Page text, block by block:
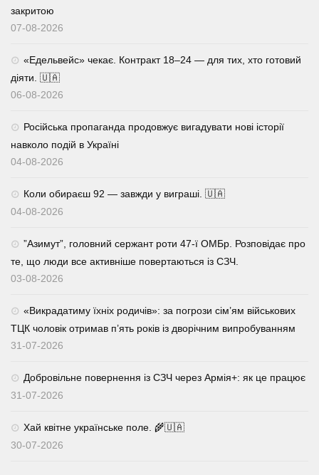
закритою
07-08-2026
«Едельвейс» чекає. Контракт 18–24 — для тих, хто готовий
діяти. 🇺🇦
06-08-2026
Російська пропаганда продовжує вигадувати нові історії
навколо подій в Україні
04-08-2026
Коли обираєш 92 — завжди у виграші. 🇺🇦
04-08-2026
⁨”Азимут”, головний сержант роти 47-ї ОМБр. Розповідає про
те, що люди все активніше повертаються із СЗЧ.
03-08-2026
«Викрадатиму їхніх родичів»: за погрози сім’ям військових
ТЦК чоловік отримав п’ять років із дворічним випробуванням
31-07-2026
Добровільне повернення із СЗЧ через Армія+: як це працює
31-07-2026
Хай квітне українське поле. 🌾🇺🇦
30-07-2026